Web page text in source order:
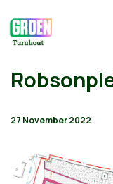
27 November 2022